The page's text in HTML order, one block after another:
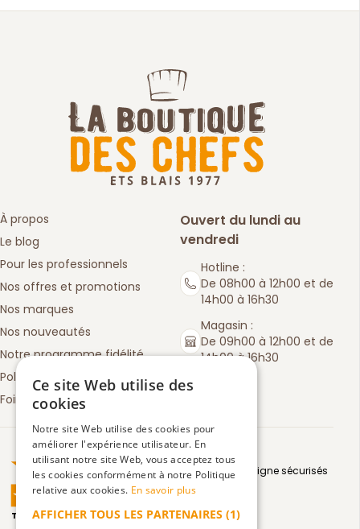
À propos
Le blog
Pour les professionnels
Nos offres et promotions
Nos marques
Nos nouveautés
Notre programme fidélité
Politique de retours
Foire aux questions
Ouvert du lundi au
vendredi
Hotline :
De 08h00 à 12h00 et de
14h00 à 16h30
Magasin :
De 09h00 à 12h00 et de
14h00 à 16h30
Truspilot : La Boutique des chefs
TrustScore4.5 | 3083avis
Moyens de paiement en ligne sécurisés
Ce site Web utilise des
cookies
Notre site Web utilise des cookies pour
améliorer l'expérience utilisateur. En
utilisant notre site Web, vous acceptez tous
les cookies conformément à notre Politique
relative aux cookies. En savoir plus
AFFICHER TOUS LES PARTENAIRES (1)